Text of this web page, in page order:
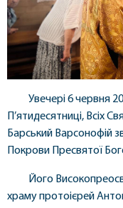
Увечері 6 червня
П’ятидесятниці, Всіх
Барський Варсонофій
Покрови Пресвятої
Його
храму протоієрей